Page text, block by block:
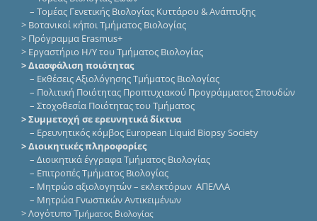
– Τομέας Γενετικής Βιολογίας Κυττάρου & Ανάπτυξης
> Βοτανικοί κήποι Τμήματος Βιολογίας
> Πρόγραμμα Erasmus+
> Εργαστήριο Η/Υ του Τμήματος Βιολογίας
> Διασφάλιση ποιότητας
– Εκθέσεις Αξιολόγησης Τμήματος Βιολογίας
– Πολιτική Ποιότητας Προπτυχιακού Προγράμματος Σπουδών
– Στοχοθεσία Ποιότητας του Τμήματος
> Συμμετοχή σε ερευνητικά δίκτυα
– Eρευνητικός κόμβος European Liquid Biopsy Society
> Διοικητικές πληροφορίες
– Διοικητικά έγγραφα Τμήματος Βιολογίας
– Επιτροπές Τμήματος Βιολογίας
– Μητρώο αξιολογητών – εκλεκτόρων ΑΠΕΛΛΑ
– Μητρώα Γνωστικών Αντικειμένων
>Λογότυπο Τμήματος Βιολογίας